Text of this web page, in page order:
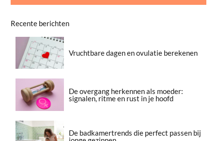
Recente berichten
Vruchtbare dagen en ovulatie berekenen
De overgang herkennen als moeder:
signalen, ritme en rust in je hoofd
De badkamertrends die perfect passen bij